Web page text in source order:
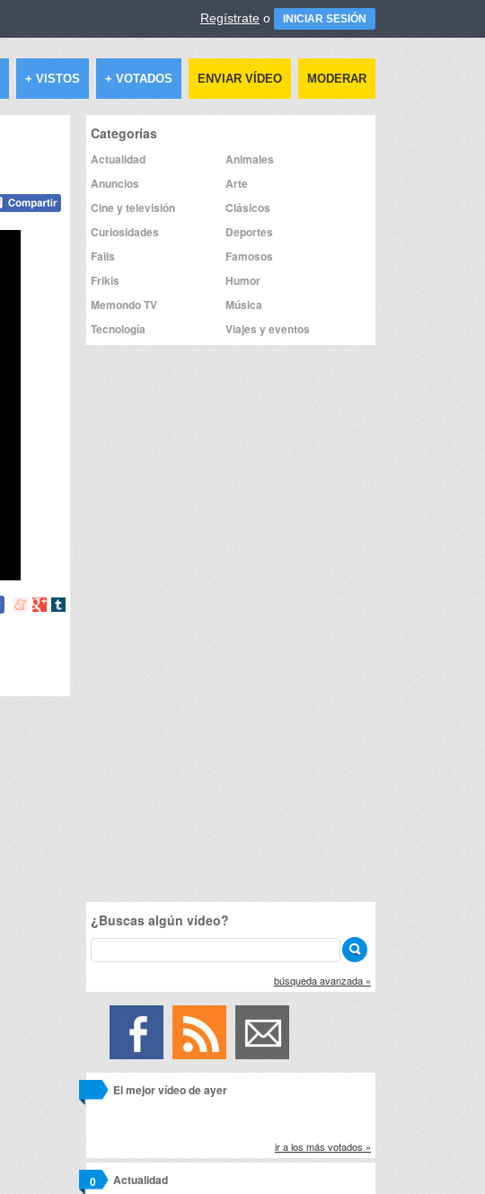
Regístrate o INICIAR SESIÓN
+ VISTOS + VOTADOS ENVIAR VÍDEO MODERAR
Compartir
Compartir
Compartir
Categorías
Actualidad
Animales
Anuncios
Arte
Cine y televisión
Clásicos
Curiosidades
Deportes
Fails
Famosos
Frikis
Humor
Memondo TV
Música
Tecnología
Viajes y eventos
¿Buscas algún vídeo?
búsqueda avanzada »
El mejor vídeo de ayer
ir a los más votados »
Actualidad
0